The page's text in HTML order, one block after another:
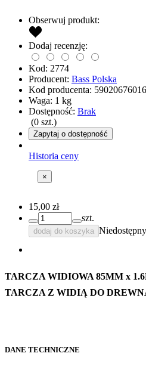
Obserwuj produkt:
Dodaj recenzję:
Kod: 2774
Producent: Bass Polska
Kod producenta:
Waga: 1 kg
Dostępność: Brak
(0 szt.)
Zapytaj o dostępność
Historia ceny
×
15,00 zł
szt.
dodaj do koszyka Niedostępny
TARCZA WIDIOWA 85MM x
TARCZA Z WIDIĄ DO
DANE TECHNICZNE